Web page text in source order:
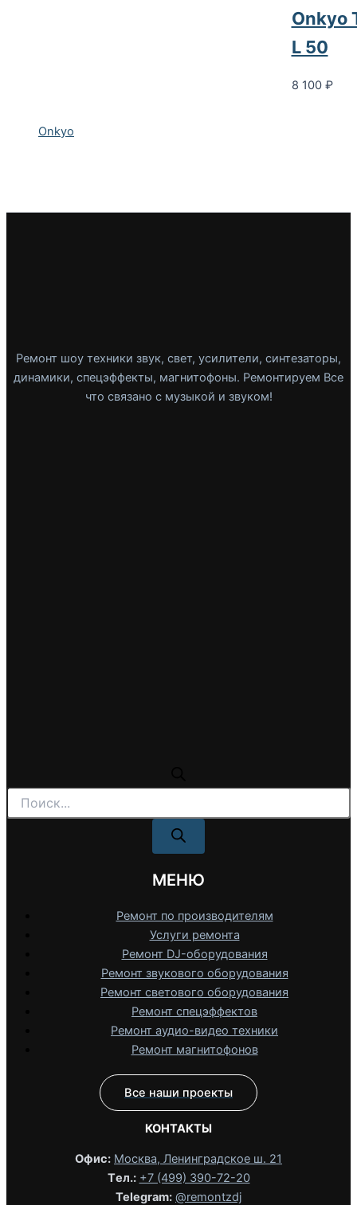
Onkyo
Onkyo
L 50
8 100 ₽
Ремонт шоу техники звук, свет, усилители, синтезаторы,
динамики, спецэффекты, магнитофоны. Ремонтируем Все
что связано с музыкой и звуком!
Поиск
товаров
МЕНЮ
Ремонт по производителям
Услуги ремонта
Ремонт DJ-оборудования
Ремонт звукового оборудования
Ремонт светового оборудования
Ремонт спецэффектов
Ремонт аудио-видео техники
Ремонт магнитофонов
Все наши проекты
КОНТАКТЫ
Офис: Москва, Ленинградское ш. 21
Tел.: +7 (499) 390-72-20
Telegram: @remontzdj‬